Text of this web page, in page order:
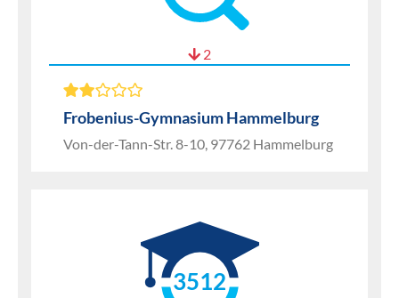
2
Frobenius-Gymnasium Hammelburg
Von-der-Tann-Str. 8-10, 97762 Hammelburg
3512